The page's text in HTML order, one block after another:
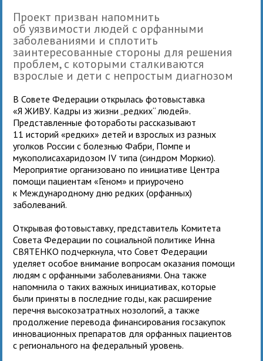
Проект призван напомнить
об уязвимости людей с орфанными
заболеваниями и сплотить
заинтересованные стороны для решения
проблем, с которыми сталкиваются
взрослые и дети с непростым диагнозом
В Совете Федерации открылась фотовыставка
«Я ЖИВУ. Кадры из жизни „редких“ людей».
Представленные фотоработы рассказывают
11 историй «редких» детей и взрослых из разных
уголков России с болезнью Фабри, Помпе и
мукополисахаридозом IV типа (синдром Моркио).
Мероприятие организовано по инициативе Центра
помощи пациентам «Геном» и приурочено
к Международному дню редких (орфанных)
заболеваний.
Открывая фотовыставку, представитель Комитета
Совета Федерации по социальной политике Инна
СВЯТЕНКО подчеркнула, что Совет Федерации
уделяет особое внимание вопросам оказания помощи
людям с орфанными заболеваниями. Она также
напомнила о таких важных инициативах, которые
были приняты в последние годы, как расширение
перечня высокозатратных нозологий, а также
продолжение перевода финансирования госзакупок
инновационных препаратов для орфанных пациентов
с регионального на федеральный уровень.